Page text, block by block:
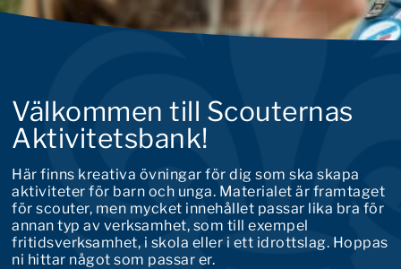
Välkommen till Scouternas
Aktivitetsbank!
Här finns kreativa övningar för dig som ska skapa
aktiviteter för barn och unga. Materialet är framtaget
för scouter, men mycket innehållet passar lika bra för
annan typ av verksamhet, som till exempel
fritidsverksamhet, i skola eller i ett idrottslag. Hoppas
ni hittar något som passar er.